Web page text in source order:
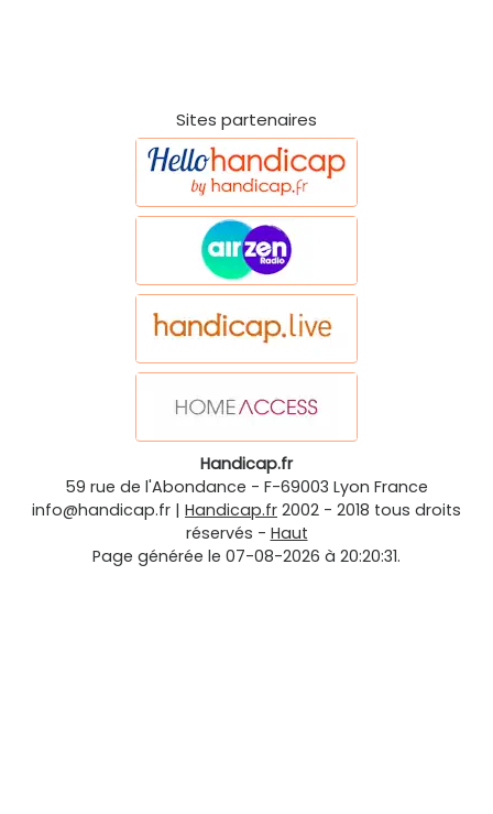
Sites partenaires
Handicap.fr
59 rue de l'Abondance - F-69003 Lyon France
info@handicap.fr | Handicap.fr 2002 - 2018 tous droits
réservés - Haut
Page générée le 07-08-2026 à 20:20:31.